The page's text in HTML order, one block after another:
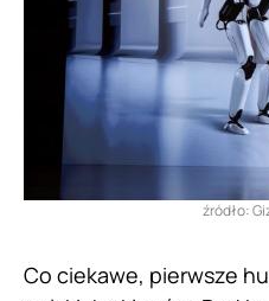
źródło:
Co ciekawe, pierwsze